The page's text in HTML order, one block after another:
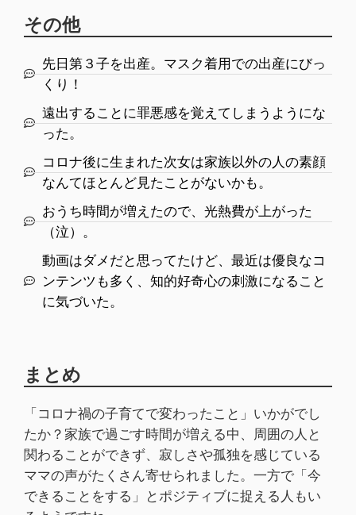
その他
先日第３子を出産。マスク着用での出産にびっ
くり！
遠出することに罪悪感を覚えてしまうようにな
った。
コロナ後に生まれた次女は家族以外の人の素顔
なんてほとんど見たことがないかも。
おうち時間が増えたので、光熱費が上がった
（泣）。
動画はダメだと思ってたけど、最近は優良なコ
ンテンツも多く、知的好奇心の刺激になること
に気づいた。
まとめ
「コロナ禍の子育てで変わったこと」いかがでし
たか？家族で過ごす時間が増える中、周囲の人と
関わることができず、寂しさや孤独を感じている
ママの声がたくさん寄せられました。一方で「今
できることをする」とポジティブに捉える人もい